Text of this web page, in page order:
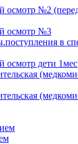
осмотр №2
осмотр №3
в
осмотр дети 1мес